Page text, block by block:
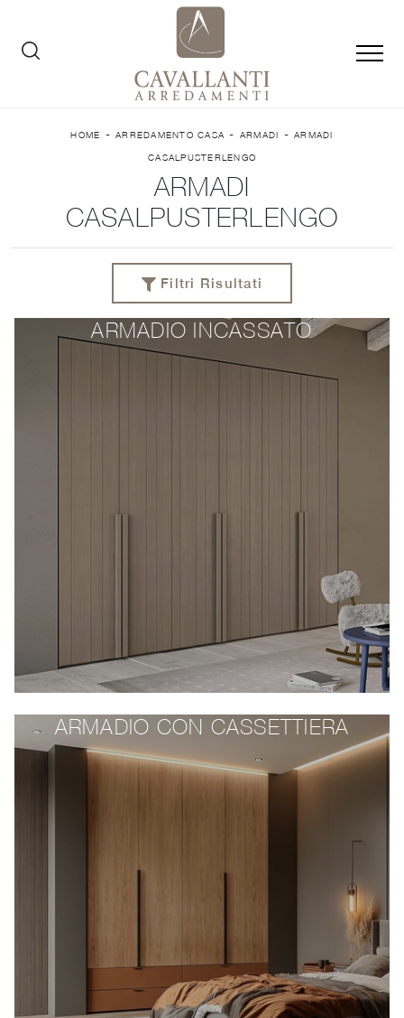
HOME -ARREDAMENTO CASA - ARMADI -ARMADI
CASALPUSTERLENGO
ARMADI
CASALPUSTERLENGO
Filtri Risultati
ARMADIO INCASSATO
ARMADIO CON CASSETTIERA